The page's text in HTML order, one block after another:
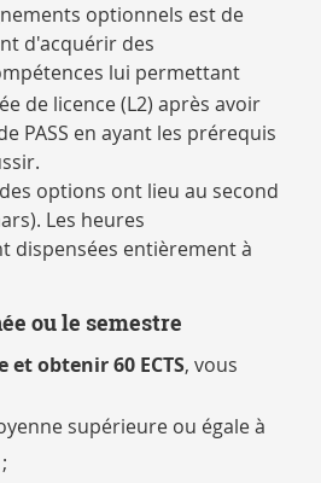
optionnels est de
d'acquérir des
lui permettant
de licence (L2) après avoir
PASS en ayant les prérequis
options ont lieu au second
Les heures
dispensées entièrement à
ou le semestre
et obtenir 60 ECTS, vous
supérieure ou égale à